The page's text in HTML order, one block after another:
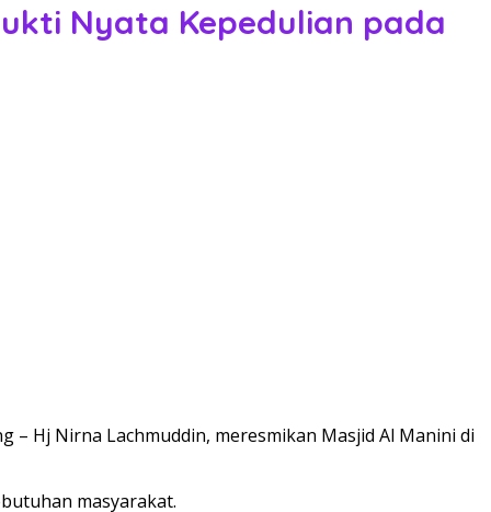
Nyata Kepedulian pada
– Hj Nirna Lachmuddin, meresmikan Masjid Al Manini di
masyarakat.